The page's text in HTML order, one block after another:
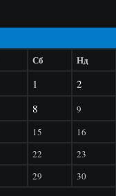
Сб Нд
1
2
8
9
15
16
22
23
29
30